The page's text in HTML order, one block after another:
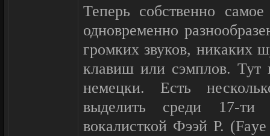
Теперь собственно
одновременно
громких звуков, никаких
клавиш или сэмплов. Тут
немецки. Есть
выделить среди 17-
вокалисткой Фээй Р.